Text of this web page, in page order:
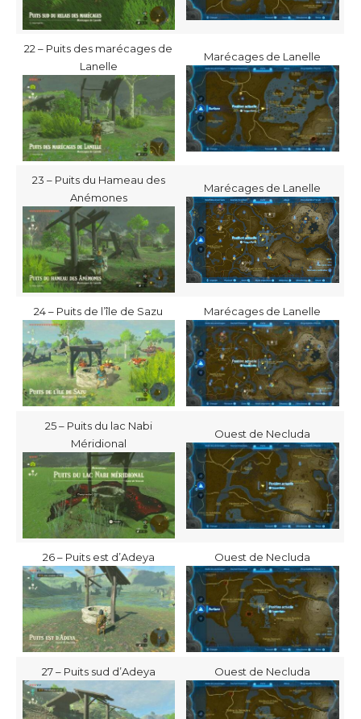
22 – Puits des marécages de
Lanelle
Marécages de Lanelle
23 – Puits du Hameau des
Anémones
Marécages de Lanelle
24 – Puits de l’île de Sazu Marécages de Lanelle
25 – Puits du lac Nabi
Méridional
Ouest de Necluda
26 – Puits est d’Adeya Ouest de Necluda
27 – Puits sud d’Adeya Ouest de Necluda